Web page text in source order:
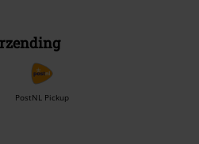
PostNL Pickup